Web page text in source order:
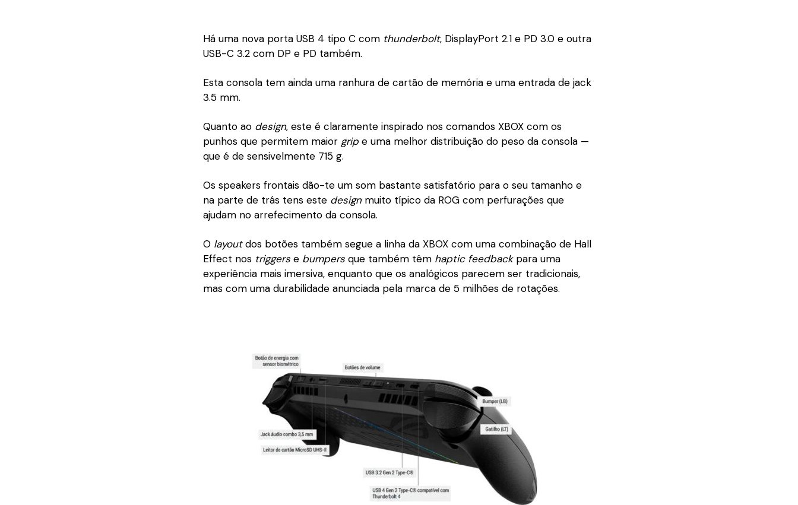
Há uma nova porta USB 4 tipo C com thunderbolt, DisplayPort 2.1 e PD 3.0 e outra
USB-C 3.2 com DP e PD também.
Esta consola tem ainda uma ranhura de cartão de memória e uma entrada de jack
3.5 mm.
Quanto ao design, este é claramente inspirado nos comandos XBOX com os
punhos que permitem maior grip e uma melhor distribuição do peso da consola —
que é de sensivelmente 715 g.
Os speakers frontais dão-te um som bastante satisfatório para o seu tamanho e
na parte de trás tens este designmuito típico da ROG com perfurações que
ajudam no arrefecimento da consola.
O layoutdos botões também segue a linha da XBOX com uma combinação de Hall
Effect nos triggers e bumpers que também têm haptic feedbackpara uma
experiência mais imersiva, enquanto que os analógicos parecem ser tradicionais,
mas com uma durabilidade anunciada pela marca de 5 milhões de rotações.